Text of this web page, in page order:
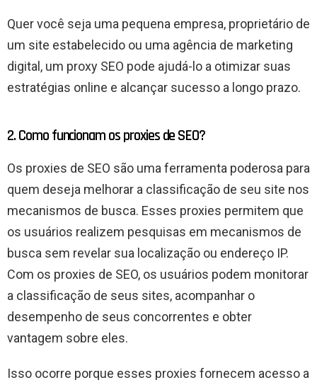
Quer você seja uma pequena empresa, proprietário de
um site estabelecido ou uma agência de marketing
digital, um proxy SEO pode ajudá-lo a otimizar suas
estratégias online e alcançar sucesso a longo prazo.
2. Como funcionam os proxies de SEO?
Os proxies de SEO são uma ferramenta poderosa para
quem deseja melhorar a classificação de seu site nos
mecanismos de busca. Esses proxies permitem que
os usuários realizem pesquisas em mecanismos de
busca sem revelar sua localização ou endereço IP.
Com os proxies de SEO, os usuários podem monitorar
a classificação de seus sites, acompanhar o
desempenho de seus concorrentes e obter
vantagem sobre eles.
Isso ocorre porque esses proxies fornecem acesso a